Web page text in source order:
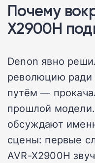
Почему
X2900H
Denon явно
революцию ради
путём —
прошлой
обсуждают
сцены: первые
AVR-X2900H